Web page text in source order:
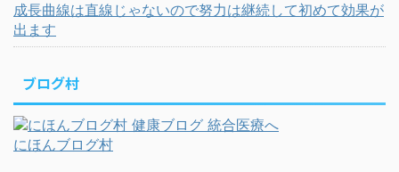
成長曲線は直線じゃないので努力は継続して初めて効果が
出ます
ブログ村
にほんブログ村